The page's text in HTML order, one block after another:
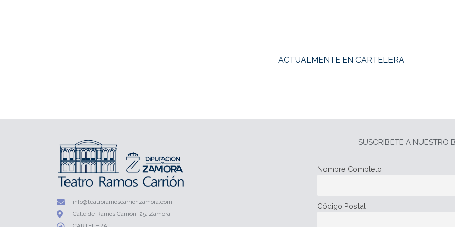
ACTUALMENTE EN CARTELERA
info@teatroramoscarrionzamora.com
Calle de Ramos Carrión, 25. Zamora
SUSCRÍBETE A NUESTRO
Nombre Completo
Código Postal